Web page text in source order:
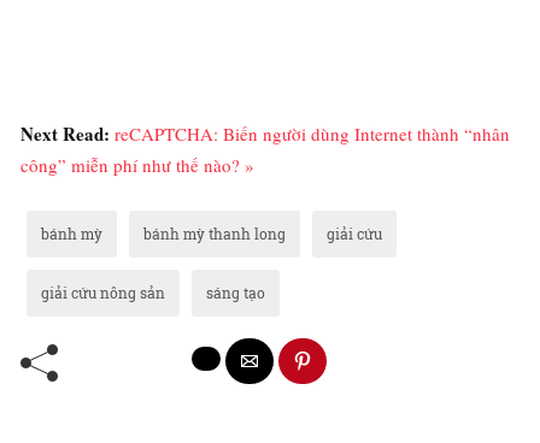
Next Read: reCAPTCHA: Biến người dùng Internet thành “nhân
công” miễn phí như thế nào? »
bánh mỳ bánh mỳ thanh long giải cứu
giải cứu nông sản sáng tạo